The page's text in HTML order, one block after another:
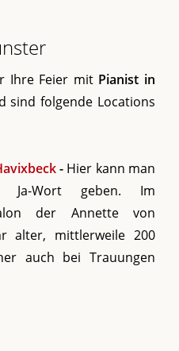
Ihre Feier mitPianist in
sind folgende Locations
- Hier kann man
Ja-Wort geben. Im
der Annette von
alter, mittlerweile 200
auch bei Trauungen